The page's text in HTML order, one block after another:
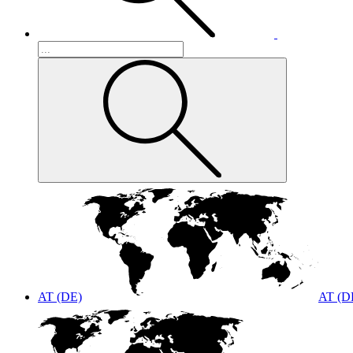
AT (DE) AT